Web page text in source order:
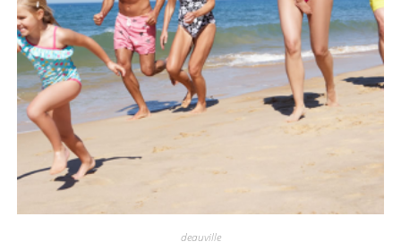
deauville